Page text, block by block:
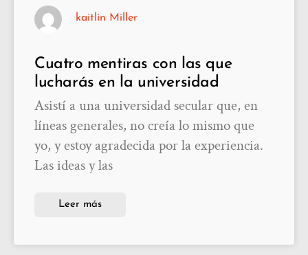
Cuatro mentiras con las que
lucharás en la universidad
Asistí a una universidad secular que, en
líneas generales, no creía lo mismo que
yo, y estoy agradecida por la experiencia.
Las ideas y las
Leer más
kaitlin Miller